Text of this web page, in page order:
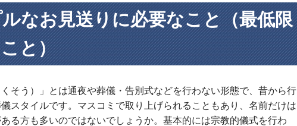
なお見送りに必要なこと（最低限
と）
くそう）」とは通夜や葬儀・告別式などを行わない形態で、昔から行
スタイルです。マスコミで取り上げられることもあり、名前だけは
る方も多いのではないでしょうか。基本的には宗教的儀式を行わ